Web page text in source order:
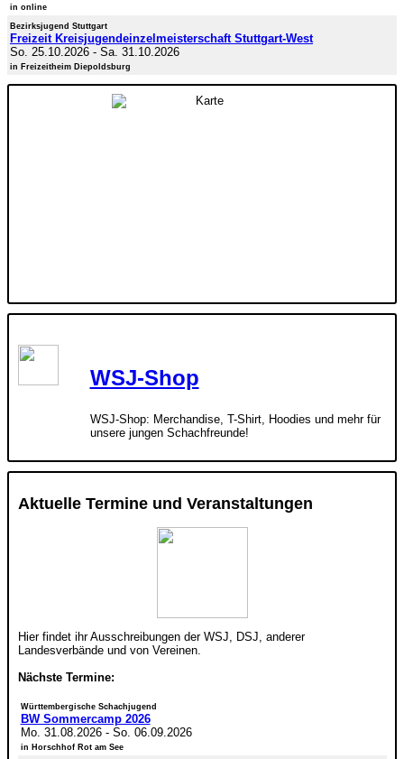
in online
Bezirksjugend Stuttgart
Freizeit Kreisjugendeinzelmeisterschaft Stuttgart-West
So. 25.10.2026 - Sa. 31.10.2026
in Freizeitheim Diepoldsburg
WSJ-Shop
WSJ-Shop: Merchandise, T-Shirt, Hoodies und mehr für
unsere jungen Schachfreunde!
Aktuelle Termine und Veranstaltungen
Hier findet ihr Ausschreibungen der WSJ, DSJ, anderer
Landesverbände und von Vereinen.
Nächste Termine:
Württembergische Schachjugend
BW Sommercamp 2026
Mo. 31.08.2026- So. 06.09.2026
in Horschhof Rot am See